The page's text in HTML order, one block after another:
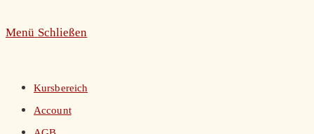
Menü Schließen
Kursbereich
Account